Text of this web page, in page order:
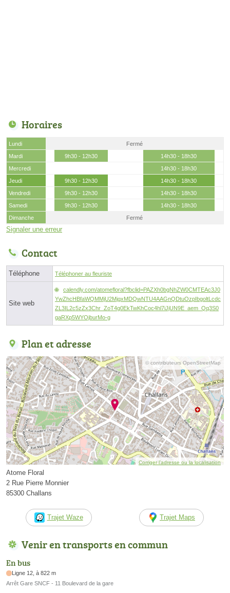
Horaires
Lundi
Fermé
Mardi
9h30 - 12h30
14h30 - 18h30
Mercredi
14h30 - 18h30
Jeudi
9h30 - 12h30
14h30 - 18h30
Vendredi
9h30 - 12h30
14h30 - 18h30
Samedi
9h30 - 12h30
14h30 - 18h30
Dimanche
Fermé
Signaler une erreur
Contact
Téléphone Téléphoner au fleuriste
Site web
calendly.com/atomefloral?fbclid=PAZXh0bgNhZW0CMTEAc3J0
YwZhcHBfaWQMMjU2MjgxMDQwNTU4AAGnQDtuOzpIbgoltLcdc
ZL3IL2c5zZx3Chr_ZoT4g0EkTwKhCoc4hl7iJjUN9E_aem_Qq3S0
gaRXp5WYOjburMo-g
Plan et adresse
© contributeurs OpenStreetMap
Corriger l’adresse ou la localisation
Atome Floral
2 Rue Pierre Monnier
85300 Challans
Trajet Waze Trajet Maps
Venir en transports en commun
En bus
Ligne 12, à 822 m
Arrêt Gare SNCF - 11 Boulevard de la gare